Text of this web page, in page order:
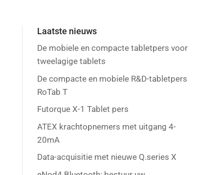
Laatste nieuws
De mobiele en compacte tabletpers voor
tweelagige tablets
De compacte en mobiele R&D-tabletpers
RoTab T
Futorque X-1 Tablet pers
ATEX krachtopnemers met uitgang 4-
20mA
Data-acquisitie met nieuwe Q.series X